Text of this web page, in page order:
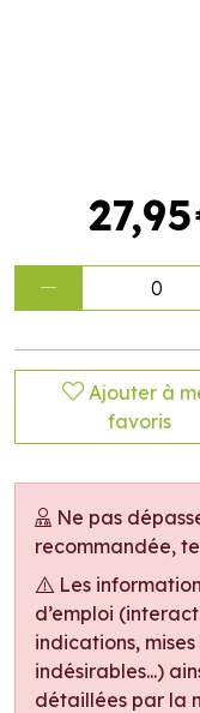
27,95
0
Ajouter à
favoris
Ne pas
recommandée,
Les
d’emploi
indications,
indésirables...)
détaillées par la